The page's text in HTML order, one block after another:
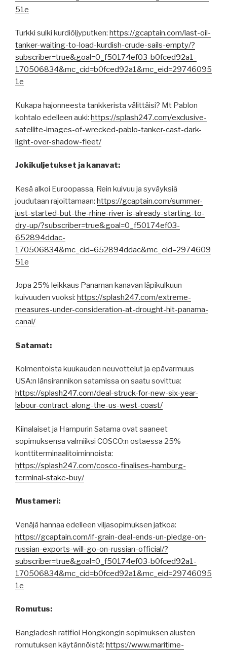
51e
Turkki sulki kurdiöljyputken: https://gcaptain.com/last-oil-
tanker-waiting-to-load-kurdish-crude-sails-empty/?
subscriber=true&goal=0_f50174ef03-b0fced92a1-
170506834&mc_cid=b0fced92a1&mc_eid=29746095
1e
Kukapa hajonneesta tankkerista välittäisi? Mt Pablon
kohtalo edelleen auki: https://splash247.com/exclusive-
satellite-images-of-wrecked-pablo-tanker-cast-dark-
light-over-shadow-fleet/
Jokikuljetukset ja kanavat:
Kesä alkoi Euroopassa, Rein kuivuu ja syväyksiä
joudutaan rajoittamaan: https://gcaptain.com/summer-
just-started-but-the-rhine-river-is-already-starting-to-
dry-up/?subscriber=true&goal=0_f50174ef03-
652894ddac-
170506834&mc_cid=652894ddac&mc_eid=2974609
51e
Jopa 25% leikkaus Panaman kanavan läpikulkuun
kuivuuden vuoksi: https://splash247.com/extreme-
measures-under-consideration-at-drought-hit-panama-
canal/
Satamat:
Kolmentoista kuukauden neuvottelut ja epävarmuus
USA:n länsirannikon satamissa on saatu sovittua:
https://splash247.com/deal-struck-for-new-six-year-
labour-contract-along-the-us-west-coast/
Kiinalaiset ja Hampurin Satama ovat saaneet
sopimuksensa valmiiksi COSCO:n ostaessa 25%
konttiterminaalitoiminnoista:
https://splash247.com/cosco-finalises-hamburg-
terminal-stake-buy/
Mustameri:
Venäjä hannaa edelleen viljasopimuksen jatkoa:
https://gcaptain.com/if-grain-deal-ends-un-pledge-on-
russian-exports-will-go-on-russian-official/?
subscriber=true&goal=0_f50174ef03-b0fced92a1-
170506834&mc_cid=b0fced92a1&mc_eid=29746095
1e
Romutus:
Bangladesh ratifioi Hongkongin sopimuksen alusten
romutuksen käytännöistä: https://www.maritime-